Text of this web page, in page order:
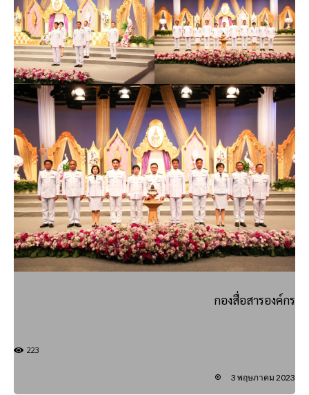
กองสื่อสารองค์กร
223
3 พฤษภาคม 2023